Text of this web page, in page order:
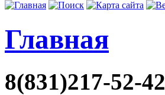
Главная
8(831)217-52-42